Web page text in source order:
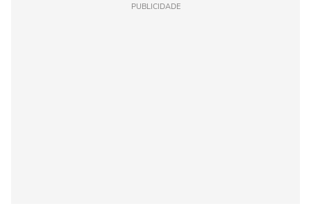
PUBLICIDADE